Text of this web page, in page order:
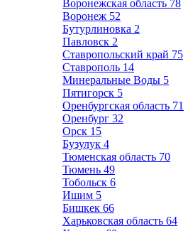
Воронежская область 78
Воронеж 52
Бутурлиновка 2
Павловск 2
Ставропольский край 75
Ставрополь 14
Минеральные Воды 5
Пятигорск 5
Оренбургская область 71
Оренбург 32
Орск 15
Бузулук 4
Тюменская область 70
Тюмень 49
Тобольск 6
Ишим 5
Бишкек 66
Харьковская область 64